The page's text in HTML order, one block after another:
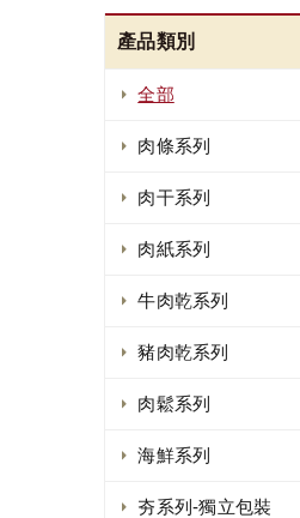
產品類別
全部
肉條系列
肉干系列
肉紙系列
牛肉乾系列
豬肉乾系列
肉鬆系列
海鮮系列
夯系列-獨立包裝